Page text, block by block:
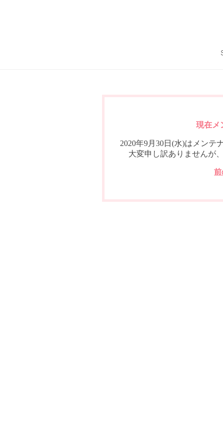
現在メ
2020年9月30日(水)はメンテ
大変申し訳ありませんが
前